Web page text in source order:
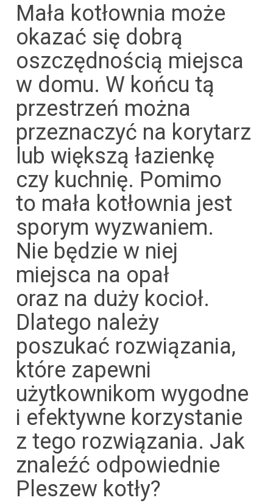
Mała kotłownia może
okazać się dobrą
oszczędnością miejsca
w domu. W końcu tą
przestrzeń można
przeznaczyć na korytarz
lub większą łazienkę
czy kuchnię. Pomimo
to mała kotłownia jest
sporym wyzwaniem.
Nie będzie w niej
miejsca na opał
oraz na duży kocioł.
Dlatego należy
poszukać rozwiązania,
które zapewni
użytkownikom wygodne
i efektywne korzystanie
z tego rozwiązania. Jak
znaleźć odpowiednie
Pleszew kotły?